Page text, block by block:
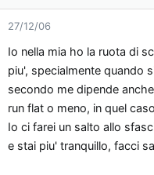
27/12/06
Io nella mia ho la ruota di
piu', specialmente quando
secondo me dipende
run flat o meno, in quel
Io ci farei un salto allo
e stai piu' tranquillo, facci